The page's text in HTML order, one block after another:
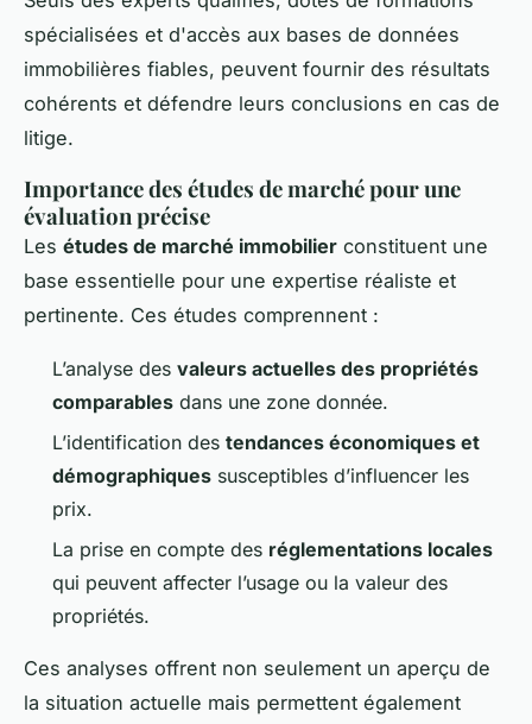
spécialisées et d'accès aux bases de données
immobilières fiables, peuvent fournir des résultats
cohérents et défendre leurs conclusions en cas de
litige.
Importance des études de marché pour une
évaluation précise
Les études de marché immobilier constituent une
base essentielle pour une expertise réaliste et
pertinente. Ces études comprennent :
L’analyse des valeurs actuelles des propriétés
comparables dans une zone donnée.
L’identification des tendances économiques et
démographiques susceptibles d’influencer les
prix.
La prise en compte des réglementations locales
qui peuvent affecter l’usage ou la valeur des
propriétés.
Ces analyses offrent non seulement un aperçu de
la situation actuelle mais permettent également